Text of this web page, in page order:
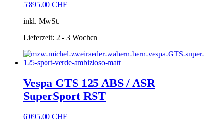
5'895.00 CHF
inkl. MwSt.
Lieferzeit: 2 - 3 Wochen
Vespa GTS 125 ABS / ASR
SuperSport RST
6'095.00 CHF